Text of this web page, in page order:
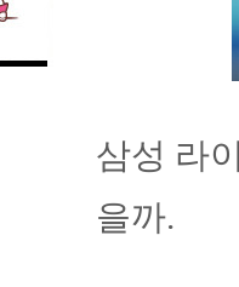
삼성 라
을까.